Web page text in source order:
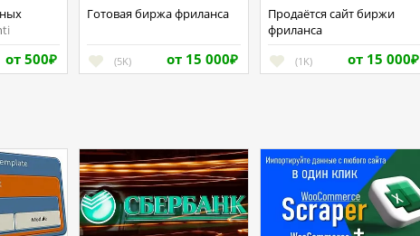
от 500₽
Готовая биржа фриланса
(5K) от 15 000₽
Продаётся сайт биржи
фриланса
(1K) от 15 000₽